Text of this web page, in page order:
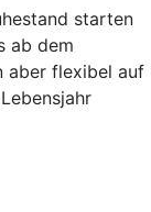
starten
ab dem
aber flexibel auf